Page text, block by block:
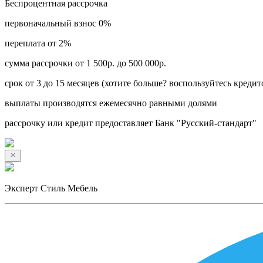
Беспроцентная рассрочка
первоначальный взнос 0%
переплата от 2%
сумма рассрочки от 1 500р. до 500 000р.
срок от 3 до 15 месяцев (хотите больше? воспользуйтесь
выплаты производятся ежемесячно равными долями
рассрочку или кредит предоставляет Банк "Русский-стандарт"
Эксперт Стиль Мебель